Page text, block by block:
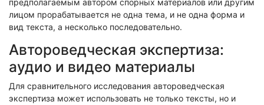
предполагаемым автором спорных материалов или другим
лицом прорабатывается не одна тема, и не одна форма и
вид текста, а несколько последовательно.
Автороведческая экспертиза:
аудио и видео материалы
Для сравнительного исследования автороведческая
экспертиза может использовать не только тексты, но и